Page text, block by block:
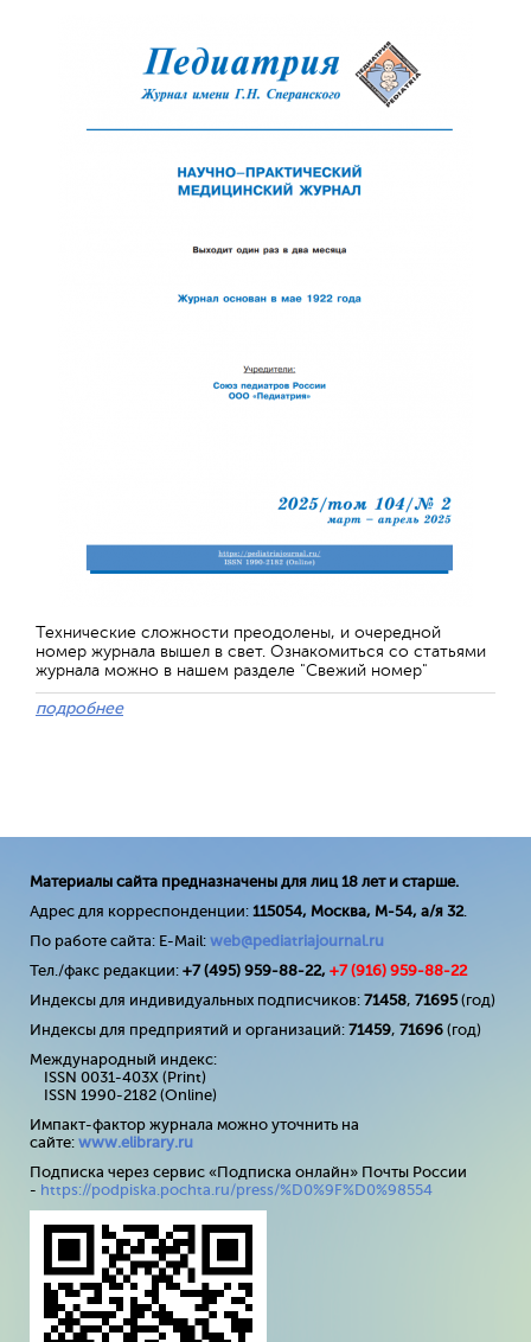
Технические сложности преодолены, и очередной
номер журнала вышел в свет. Ознакомиться со статьями
журнала можно в нашем разделе "Свежий номер"
подробнее
Материалы сайта предназначены для лиц 18 лет и старше.
Адрес для корреспонденции: 115054, Москва, М-54, а/я 32.
По работе сайта: E-Mail: web@pediatriajournal.ru
Тел./факс редакции: +7 (495) 959-88-22, +7 (916) 959-88-22
Индексы для индивидуальных подписчиков: 71458, 71695(год)
Индексы для предприятий и организаций: 71459, 71696 (год)
Международный индекс:
ISSN 0031-403X (Print)
ISSN 1990-2182 (Online)
Импакт-фактор журнала можно уточнить на
сайте: www.elibrary.ru
Подписка через сервис «Подписка онлайн» Почты России
- https://podpiska.pochta.ru/press/%D0%9F%D0%98554